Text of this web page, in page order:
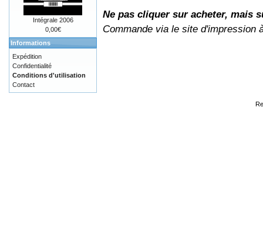
Ne pas cliquer sur acheter, mais
Commande via le site d'impression
Intégrale 2006
0,00€
Informations
Expédition
Confidentialité
Conditions d'utilisation
Contact